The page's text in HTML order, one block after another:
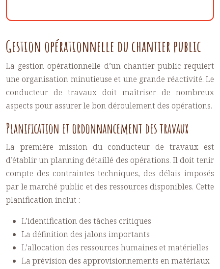
Gestion opérationnelle du chantier public
La gestion opérationnelle d’un chantier public requiert
une organisation minutieuse et une grande réactivité. Le
conducteur de travaux doit maîtriser de nombreux
aspects pour assurer le bon déroulement des opérations.
Planification et ordonnancement des travaux
La première mission du conducteur de travaux est
d’établir un planning détaillé des opérations. Il doit tenir
compte des contraintes techniques, des délais imposés
par le marché public et des ressources disponibles. Cette
planification inclut :
L’identification des tâches critiques
La définition des jalons importants
L’allocation des ressources humaines et matérielles
La prévision des approvisionnements en matériaux